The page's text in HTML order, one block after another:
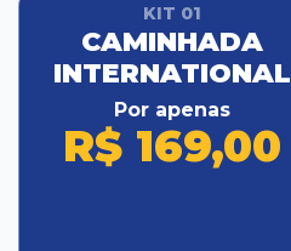
KIT 01
CAMINHADA
INTERNATIONAL
Por apenas
R$ 169,00